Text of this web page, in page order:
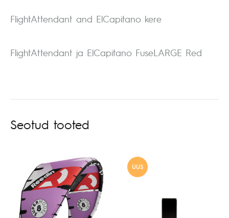
FlightAttendant and ElCapitano kere
FlightAttendant ja ElCapitano FuseLARGE Red
Seotud tooted
UUS